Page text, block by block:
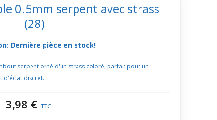
0.5mm serpent avec strass
(28)
Dernière pièce en stock!
serpent orné d'un strass coloré, parfait pour un
d'éclat discret.
3,98 € TTC